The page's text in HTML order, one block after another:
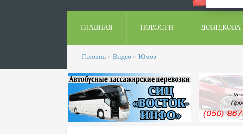
ГЛАВНАЯ НОВОСТИ ДОВІДКОВА
Головна » Видео » Юмор